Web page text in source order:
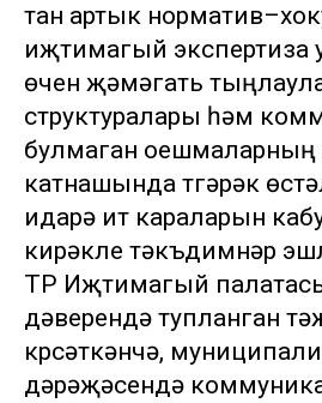
тан артык
иҗтимагый экспертиза
өчен җәмәгать
структуралары һәм
булмаган оешмаларның
катнашында түгәрәк
идарә итү караларын
кирәкле тәкъдимнәр
ТР Иҗтимагый
дәверендә тупланган
күрсәткәнчә,
дәрәҗәсендә